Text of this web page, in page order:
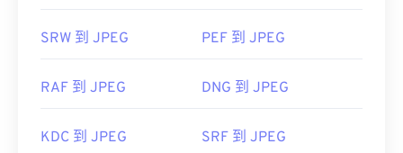
SRW 到 JPEG PEF 到 JPEG
RAF 到 JPEG DNG 到 JPEG
KDC 到 JPEG SRF 到 JPEG